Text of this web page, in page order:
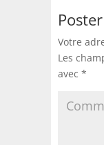
Votre
Les
avec *